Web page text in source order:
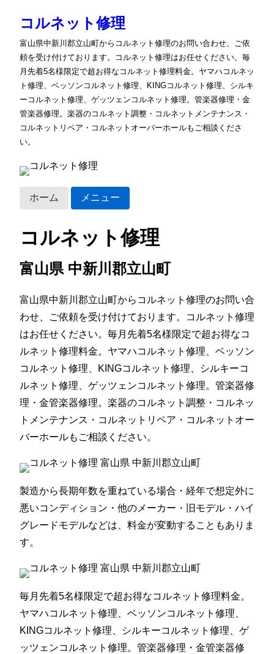
コルネット修理
富山県中新川郡立山町からコルネット修理のお問い合わせ、ご依
頼を受け付けております。コルネット修理はお任せください。毎
月先着5名様限定で超お得なコルネット修理料金。ヤマハコルネッ
ト修理、ベッソンコルネット修理、KINGコルネット修理、シルキ
ーコルネット修理、ゲッツェンコルネット修理。管楽器修理・金
管楽器修理。楽器のコルネット調整・コルネットメンテナンス・
コルネットリペア・コルネットオーバーホールもご相談くださ
い。
ホーム メニュー
コルネット修理
富山県 中新川郡立山町
富山県中新川郡立山町からコルネット修理のお問い合
わせ、ご依頼を受け付けております。コルネット修理
はお任せください。毎月先着5名様限定で超お得なコ
ルネット修理料金。ヤマハコルネット修理、ベッソン
コルネット修理、KINGコルネット修理、シルキーコ
ルネット修理、ゲッツェンコルネット修理。管楽器修
理・金管楽器修理。楽器のコルネット調整・コルネッ
トメンテナンス・コルネットリペア・コルネットオー
バーホールもご相談ください。
製造から長期年数を重ねている場合・経年で想定外に
悪いコンディション・他のメーカー・旧モデル・ハイ
グレードモデルなどは、料金が変動することもありま
す。
毎月先着5名様限定で超お得なコルネット修理料金。
ヤマハコルネット修理、ベッソンコルネット修理、
KINGコルネット修理、シルキーコルネット修理、ゲ
ッツェンコルネット修理。管楽器修理・金管楽器修